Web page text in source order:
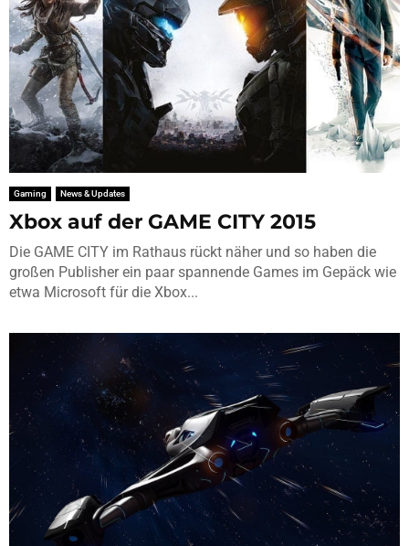
Gaming News & Updates
Xbox auf der GAME CITY 2015
Die GAME CITY im Rathaus rückt näher und so haben die
großen Publisher ein paar spannende Games im Gepäck wie
etwa Microsoft für die Xbox...